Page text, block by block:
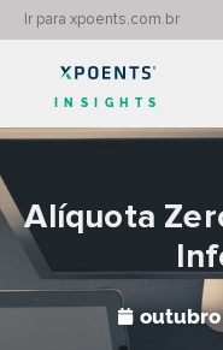
Ir para xpoents.com.br
INSIGHTS
Alíquota
outubro